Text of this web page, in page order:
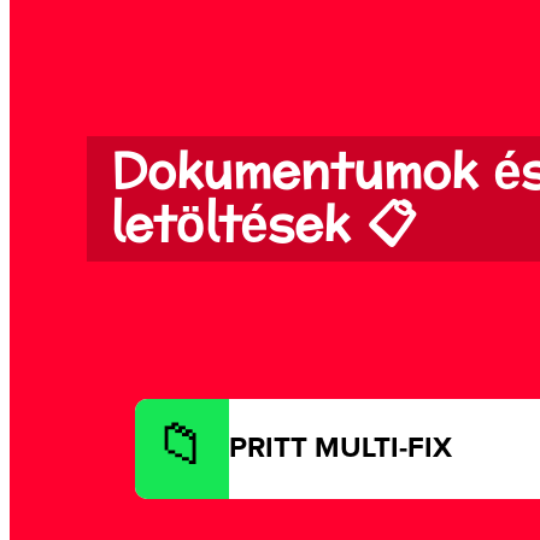
Dokumentumok
letöltések 📋
PRITT MULTI-FIX